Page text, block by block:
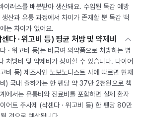
이러스를 배분받아 생산돼요. 수입된 독감 예방
산과 유통 과정에서 차이가 존재할 뿐 독감 백
는 차이가 없어요.
다 · 위고비 등) 평균 처방 및 약제비
· 위고비 등)는 비급여 의약품으로 처방하는 병
처방비 및 약제비가 상이할 수 있습니다. 다이어
비 등) 제조사인 노보노디스트 사에 따르면 현재
) 국내 출하가는 한 펜당 약 37만 2천원으로 책
에서는 유통비와 진료비를 포함하면 실제 환자
어트 주사제 (삭센다 · 위고비 등) 한 펜당 80만